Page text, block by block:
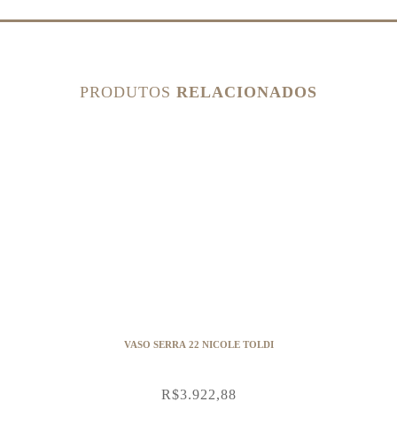
PRODUTOS RELACIONADOS
VASO SERRA 22 NICOLE TOLDI
R$3.922,88